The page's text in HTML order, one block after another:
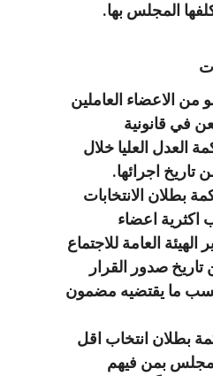
المجلس بها.
من الاعضاء العاملين
في قانونية
العدل العليا خلال
اجرائها.
بطلان الانتخابات
اكثرية اعضاء
العامة للاجتماع
تاريخ صدور القرار
حسب ما يقتضيه مضمون
بطلان انتخاب اقل
بمن فيهم